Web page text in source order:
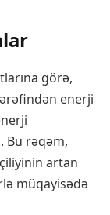
görə,
enerji
Bu rəqəm,
artan
müqayisədə